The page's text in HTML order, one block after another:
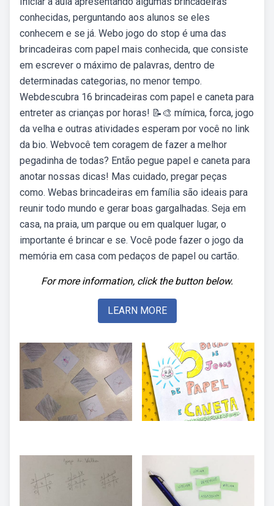
conhecidas, perguntando aos alunos se eles
conhecem e se já. Webo jogo do stop é uma das
brincadeiras com papel mais conhecida, que consiste
em escrever o máximo de palavras, dentro de
determinadas categorias, no menor tempo.
Webdescubra 16 brincadeiras com papel e caneta para
entreter as crianças por horas! 📝🎨 mímica, forca, jogo
da velha e outras atividades esperam por você no link
da bio. Webvocê tem coragem de fazer a melhor
pegadinha de todas? Então pegue papel e caneta para
anotar nossas dicas! Mas cuidado, pregar peças
como. Webas brincadeiras em família são ideais para
reunir todo mundo e gerar boas gargalhadas. Seja em
casa, na praia, um parque ou em qualquer lugar, o
importante é brincar e se. Você pode fazer o jogo da
memória em casa com pedaços de papel ou cartão.
For more information, click the button below.
LEARN MORE